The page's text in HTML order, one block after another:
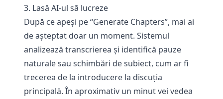
3. Lasă AI-ul să lucreze
După ce apeși pe “Generate Chapters”, mai ai
de așteptat doar un moment. Sistemul
analizează transcrierea și identifică pauze
naturale sau schimbări de subiect, cum ar fi
trecerea de la introducere la discuția
principală. În aproximativ un minut vei vedea